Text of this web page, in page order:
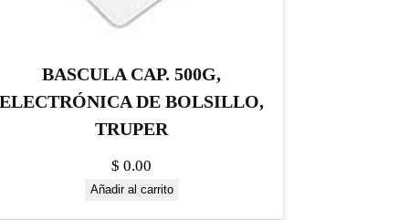
BASCULA CAP. 500G,
ELECTRÓNICA DE BOLSILLO,
TRUPER
$ 0.00
Añadir al carrito